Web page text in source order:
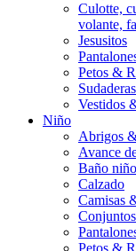
Culotte,
volante,
Jesusitos
Petos &
Vestidos
Niño
Abrigos
Avance
Baño niño
Calzado
Camisas
Conjuntos